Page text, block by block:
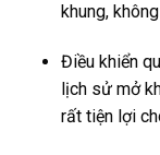
khung,
Điều khiển
lịch sử mở
rất tiện lợi